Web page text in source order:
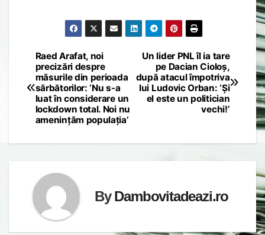
Post
navigation
Un lider PNL îl ia tare
pe Dacian Cioloș,
după atacul împotriva
lui Ludovic Orban: ‘Și
el este un politician
vechi!’
Raed Arafat, noi
precizări despre
măsurile din perioada
sărbătorilor: ‘Nu s-a
luat în considerare un
lockdown total. Noi nu
amenințăm populația’
ByDambovitadeazi.ro